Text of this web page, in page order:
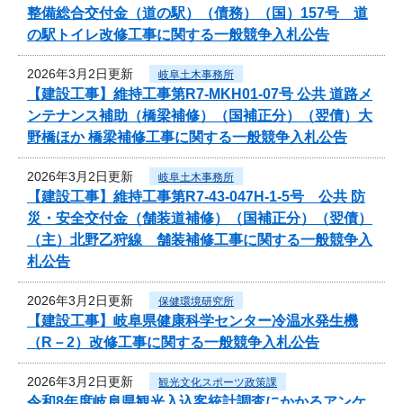
整備総合交付金（道の駅）（債務）（国）157号 道
の駅トイレ改修工事に関する一般競争入札公告
2026年3月2日更新 岐阜土木事務所
【建設工事】維持工事第R7-MKH01-07号 公共 道路メ
ンテナンス補助（橋梁補修）（国補正分）（翌債）大
野橋ほか 橋梁補修工事に関する一般競争入札公告
2026年3月2日更新 岐阜土木事務所
【建設工事】維持工事第R7-43-047H-1-5号 公共 防
災・安全交付金（舗装道補修）（国補正分）（翌債）
（主）北野乙狩線 舗装補修工事に関する一般競争入
札公告
2026年3月2日更新 保健環境研究所
【建設工事】岐阜県健康科学センター冷温水発生機
（R－2）改修工事に関する一般競争入札公告
2026年3月2日更新 観光文化スポーツ政策課